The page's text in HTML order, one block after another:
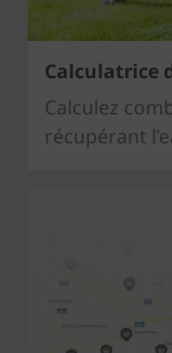
Calculatrice
Calculez
récupérant